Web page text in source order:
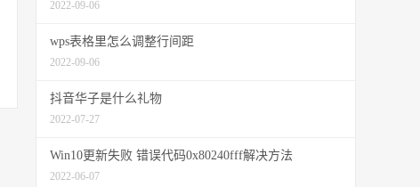
2022-09-06
wps表格里怎么调整行间距
2022-09-06
抖音华子是什么礼物
2022-07-27
Win10更新失败 错误代码0x80240fff解决方法
2022-06-07